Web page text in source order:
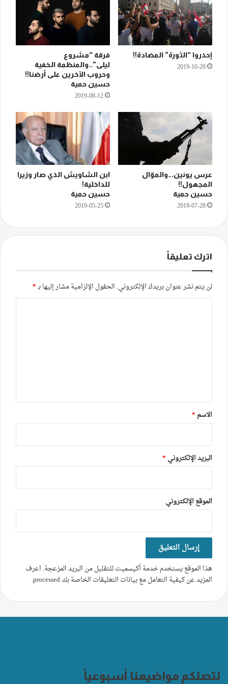
إحذروا “الثورة” المضادة!!
2019-10-20
فرقة “مشروع
ليلى”..والمنظمة الخفية
وحروب الآخرين على أرضنا!!
حسين حمية
2019-08-12
عرس يونين…والموّال
المجهول!!
حسين حمية
2019-07-28
ابن الشاويش الذي صار وزيرا
للداخلية!
حسين حمية
2019-05-25
اترك تعليقاً
لن يتم نشر عنوان بريدك الإلكتروني. الحقول الإلزامية مشار إليها بـ*
*
الاسم *
البريد الإلكتروني *
الموقع الإلكتروني
هذا الموقع يستخدم خدمة أكيسميت للتقليل من البريد المزعجة. اعرف
المزيد عن كيفية التعامل مع بيانات التعليقات الخاصة بك processed
.
لتصلكم مواضيعنا أسبوعياً